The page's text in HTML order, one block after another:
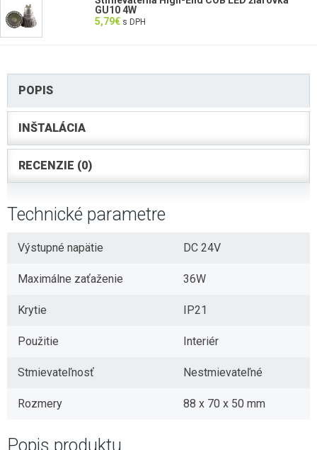
GU10 4W
5,79€ s DPH
POPIS
INŠTALÁCIA
RECENZIE (0)
Technické parametre
Výstupné napätie DC 24V
Maximálne zaťaženie 36W
Krytie IP21
Použitie Interiér
Stmievateľnosť Nestmievateľné
Rozmery 88 x 70 x 50 mm
Popis produktu